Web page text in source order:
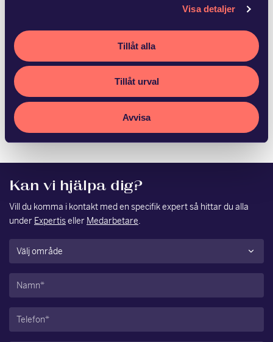
Visa detaljer
Tillåt alla
Tillåt urval
Avvisa
Advokatfirman Glimstedt har
biträtt Ludvika Kommun
Stadshus…
Fagersta kommun och Ludvika Kommun Stadshus AB har
med hälften vardera förvärvat Vattenfalls 50,6 procent av
aktierna i Västerbergslagens Energi AB. S…
Kan vi hjälpa dig?
Vill du komma i kontakt med en specifik expert så hittar du alla
under Expertiseller Medarbetare.
Område(Obligatoriskt)
Namn(Obligatoriskt)
Telefon(Obligatoriskt)